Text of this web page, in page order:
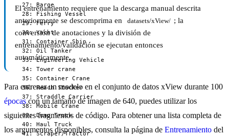
  27: Barge
  28: Fishing Vessel
  29: Ferry
  30: Yacht
  31: Container Ship
  32: Oil Tanker
  33: Engineering Vehicle
  34: Tower crane
  35: Container Crane
  36: Reach Stacker
  37: Straddle Carrier
  38: Mobile Crane
  39: Dump Truck
  40: Haul Truck
  41: Scraper/Tractor
El entrenamiento requiere que la descarga manual descrita
anteriormente se descomprima en
datasets/xView/ ; la
conversión de anotaciones y la división de
entrenamiento/validación se ejecutan entonces
automáticamente.
Para entrenar un modelo en el conjunto de datos xView durante 100
épocascon un tamaño de imagen de 640, puedes utilizar los
siguientes fragmentos de código. Para obtener una lista completa de
los argumentos disponibles, consulta la página de Entrenamiento del